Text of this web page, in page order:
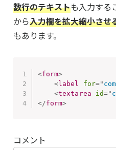
数行のテキストも入力する
から入力欄を拡大縮小させ
もあります。
<form>
<label for="
<textarea id="
</form>
コメント